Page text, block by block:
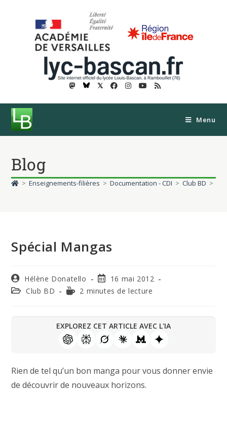
𝕏
Menu
Blog
> Enseignements-filières > Documentation - CDI > Club BD >
Spécial Mangas
Hélène Donatello
16 mai 2012
Club BD
2 minutes de lecture
EXPLOREZ CET ARTICLE AVEC L'IA
Rien de tel qu’un bon manga pour vous donner envie
de découvrir de nouveaux horizons.